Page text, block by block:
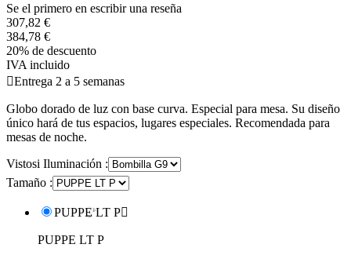
Se el primero en escribir una reseña
307,82 €
384,78 €
20% de descuento
IVA incluido
Entrega 2 a 5 semanas
Globo dorado de luz con base curva. Especial para mesa. Su diseño
único hará de tus espacios, lugares especiales. Recomendada para
mesas de noche.
Vistosi Iluminación :
Tamaño :
PUPPE LT P
PUPPE LT P